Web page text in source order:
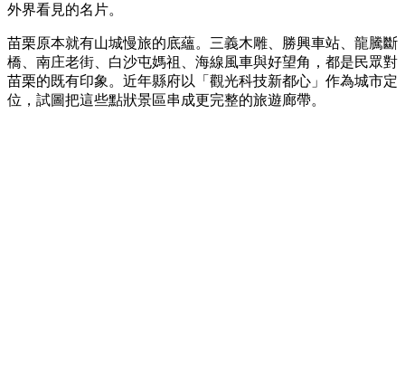
外界看見的名片。
苗栗原本就有山城慢旅的底蘊。三義木雕、勝興車站、龍騰斷
橋、南庄老街、白沙屯媽祖、海線風車與好望角，都是民眾對
苗栗的既有印象。近年縣府以「觀光科技新都心」作為城市定
位，試圖把這些點狀景區串成更完整的旅遊廊帶。